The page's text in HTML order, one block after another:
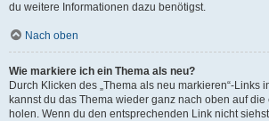
du weitere Informationen dazu benötigst.
Nach oben
Wie markiere ich ein Thema als neu?
Durch Klicken des „Thema als neu markieren“-Links
kannst du das Thema wieder ganz nach oben auf
holen. Wenn du den entsprechenden Link nicht